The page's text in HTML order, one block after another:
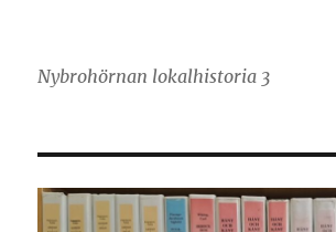
Nybrohörnan lokalhistoria 3